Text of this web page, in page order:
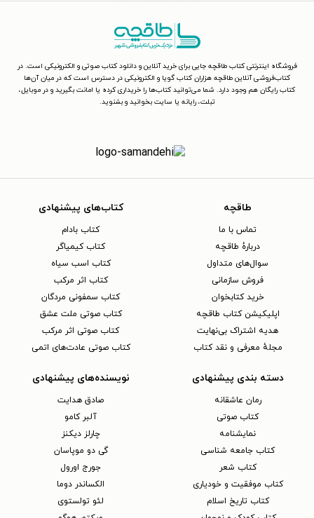
فروشگاه اینترنتی کتاب طاقچه جایی برای خرید آنلاین و دانلود کتاب صوتی و الکترونیکی است. در
کتاب‌فروشی آنلاین طاقچه هزاران کتاب گویا و الکترونیکی در دسترس است که در میان آن‌ها
کتاب رایگان هم وجود دارد. شما می‌توانید کتاب‌ها را خریداری کرده یا امانت بگیرید و در موبایل،
تبلت، رایانه یا سایت بخوانید و بشنوید.
طاقچه
تماس با ما
دربارهٔ طاقچه
سوال‌های متداول
فروش سازمانی
خرید کتابخوان
اپلیکیشن کتاب طاقچه
هدیه اشتراک بی‌نهایت
مجلهٔ معرفی و نقد کتاب
کتاب‌های پیشنهادی
کتاب بادام
کتاب کیمیاگر
کتاب اسب سیاه
کتاب اثر مرکب
کتاب سمفونی مردگان
کتاب صوتی ملت عشق
کتاب صوتی اثر مرکب
کتاب صوتی عادت‌های اتمی
دسته بندی پیشنهادی
رمان عاشقانه
کتاب‌ صوتی
نمایشنامه
کتاب جامعه شناسی
کتاب شعر
کتاب موفقیت و خودیاری
کتاب تاریخ اسلام
نویسنده‌های پیشنهادی
صادق هدایت
آلبر کامو
چارلز دیکنز
گی دو موپاسان
جورج اورول
الکساندر دوما
لئو تولستوی